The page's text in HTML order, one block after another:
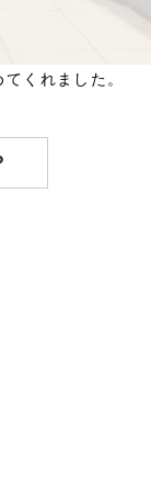
くれました。